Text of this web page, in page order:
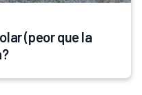
(peor que la